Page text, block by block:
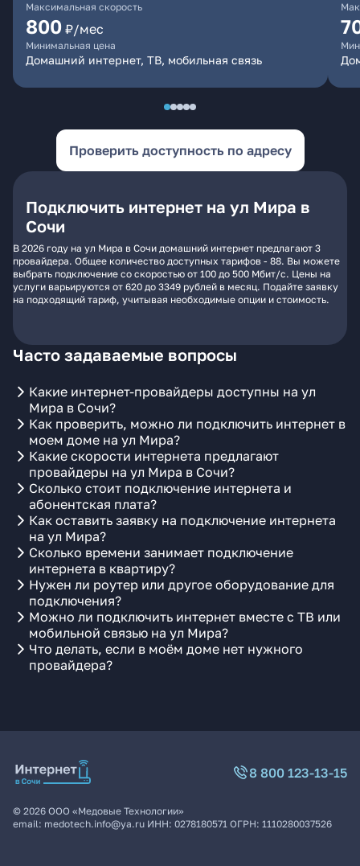
Максимальная скорость
800 ₽/мес
Минимальная цена
Домашний интернет, ТВ, мобильная связь
Проверить доступность по адресу
Подключить интернет на ул Мира в
Сочи
В 2026 году на ул Мира в Сочи домашний интернет предлагают 3
провайдера. Общее количество доступных тарифов - 88. Вы можете
выбрать подключение со скоростью от 100 до 500 Мбит/с. Цены на
услуги варьируются от 620 до 3349 рублей в месяц. Подайте заявку
на подходящий тариф, учитывая необходимые опции и стоимость.
Часто задаваемые вопросы
Какие интернет-провайдеры доступны на ул
Мира в Сочи?
Как проверить, можно ли подключить интернет в
моем доме на ул Мира?
Какие скорости интернета предлагают
провайдеры на ул Мира в Сочи?
Сколько стоит подключение интернета и
абонентская плата?
Как оставить заявку на подключение интернета
на ул Мира?
Сколько времени занимает подключение
интернета в квартиру?
Нужен ли роутер или другое оборудование для
подключения?
Можно ли подключить интернет вместе с ТВ или
мобильной связью на ул Мира?
Что делать, если в моём доме нет нужного
провайдера?
8 800 123-13-15
© 2026 ООО «Медовые Технологии»
email: medotech.info@ya.ru ИНН: 0278180571 ОГРН: 1110280037526